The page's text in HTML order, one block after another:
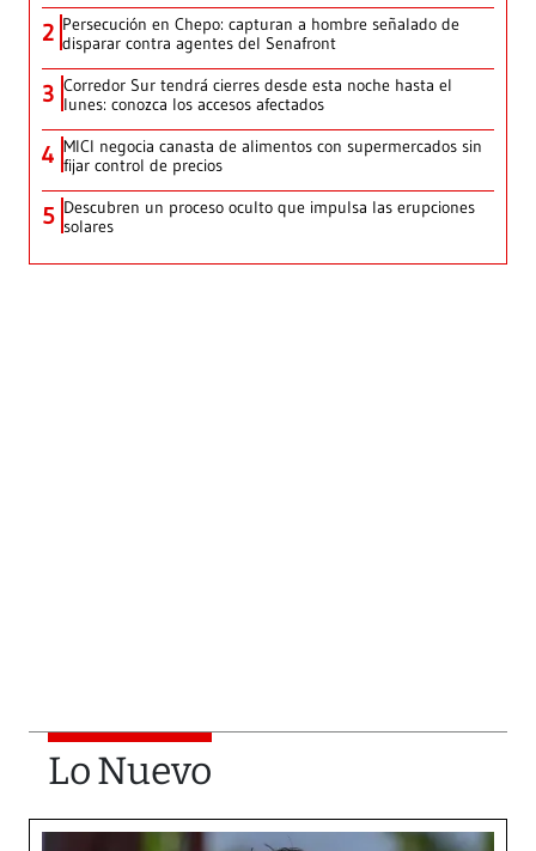
2 Persecución en Chepo: capturan a hombre señalado de
disparar contra agentes del Senafront
3 Corredor Sur tendrá cierres desde esta noche hasta el
lunes: conozca los accesos afectados
4 MICI negocia canasta de alimentos con supermercados sin
fijar control de precios
5 Descubren un proceso oculto que impulsa las erupciones
solares
Lo Nuevo